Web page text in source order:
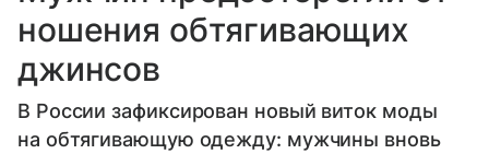
ношения обтягивающих
джинсов
В России зафиксирован новый виток моды
на обтягивающую одежду: мужчины вновь